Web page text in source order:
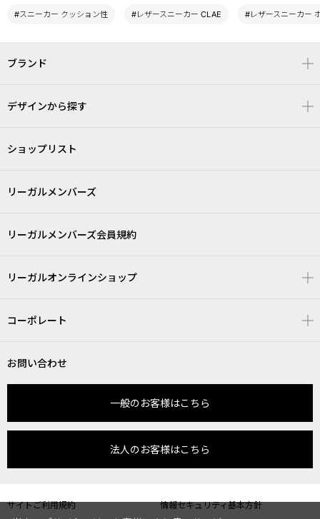
#スニーカー クッション性 #レザースニーカー CLAE #レザースニーカー
ブランド
デザインから探す
ショップリスト
リーガルメンバーズ
リーガルメンバーズ会員規約
リーガルオンラインショップ
コーポレート
お問い合わせ
一般のお客様はこちら
法人のお客様はこちら
サイトご利用規約 情報セキュリティ基本方針